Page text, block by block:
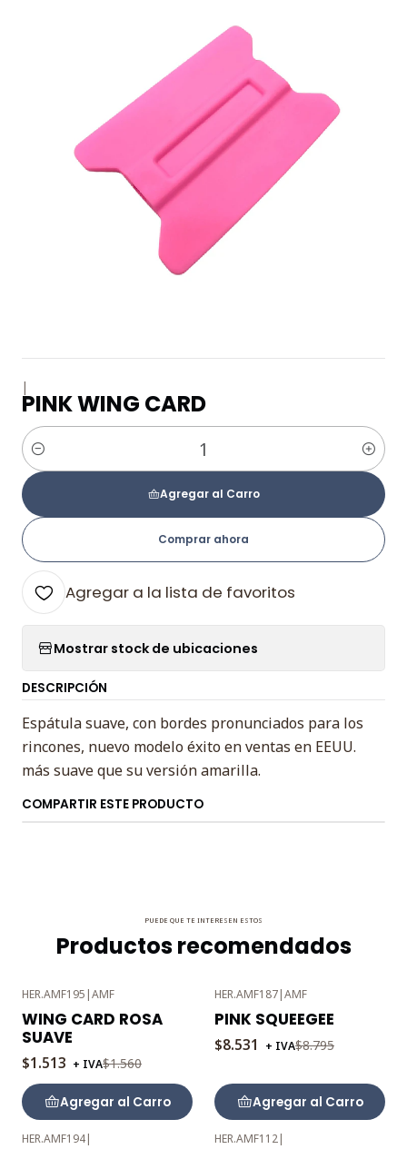
|
PINK WING CARD
Cantidad
Agregar al Carro
Comprar ahora
Agregar a la lista de favoritos
Mostrar stock de ubicaciones
DESCRIPCIÓN
Espátula suave, con bordes pronunciados para los
rincones, nuevo modelo éxito en ventas en EEUU.
más suave que su versión amarilla.
COMPARTIR ESTE PRODUCTO
PUEDE QUE TE INTERESEN ESTOS
Productos recomendados
-3%
OFF
HER.AMF195 |AMF
WING CARD ROSA
SUAVE
$1.513 + IVA$1.560
Agregar al Carro
-3%
OFF
HER.AMF187|AMF
PINK SQUEEGEE
$8.531 + IVA$8.795
Agregar al Carro
HER.AMF194| HER.AMF112|